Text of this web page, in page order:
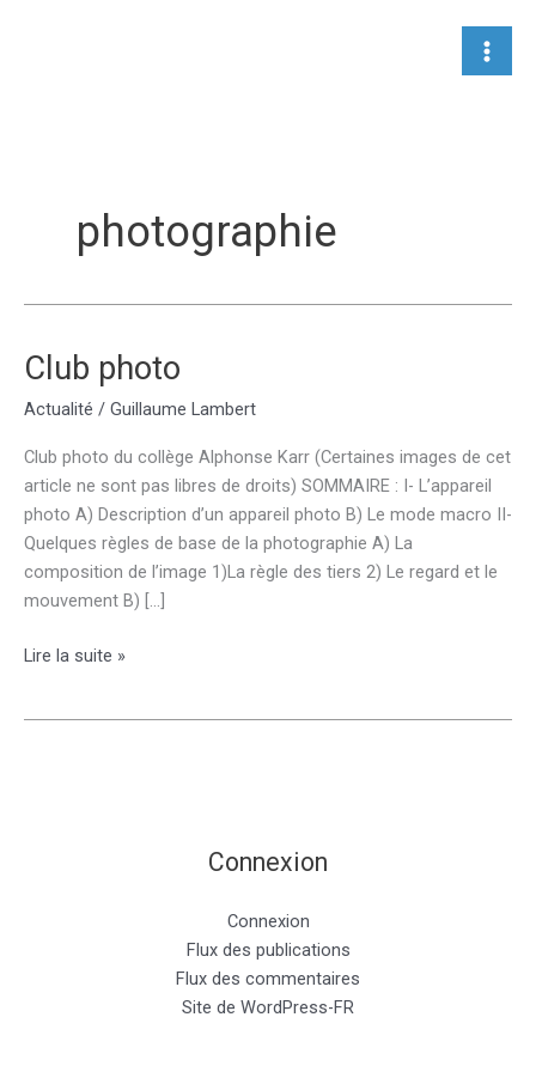
photographie
Club photo
Actualité / Guillaume Lambert
Club photo du collège Alphonse Karr (Certaines images de cet
article ne sont pas libres de droits) SOMMAIRE : I- L’appareil
photo A) Description d’un appareil photo B) Le mode macro II-
Quelques règles de base de la photographie A) La
composition de l’image 1)La règle des tiers 2) Le regard et le
mouvement B) […]
Club
Lire la suite »
Connexion
Connexion
Flux des publications
Flux des commentaires
Site de WordPress-FR